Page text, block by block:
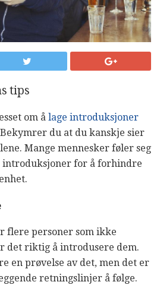
tips
om å lage introduksjoner
du at du kanskje sier
Mange mennesker føler seg
introduksjoner for å forhindre
flere personer som ikke
det riktig å introdusere dem.
en prøvelse av det, men det er
retningslinjer å følge.